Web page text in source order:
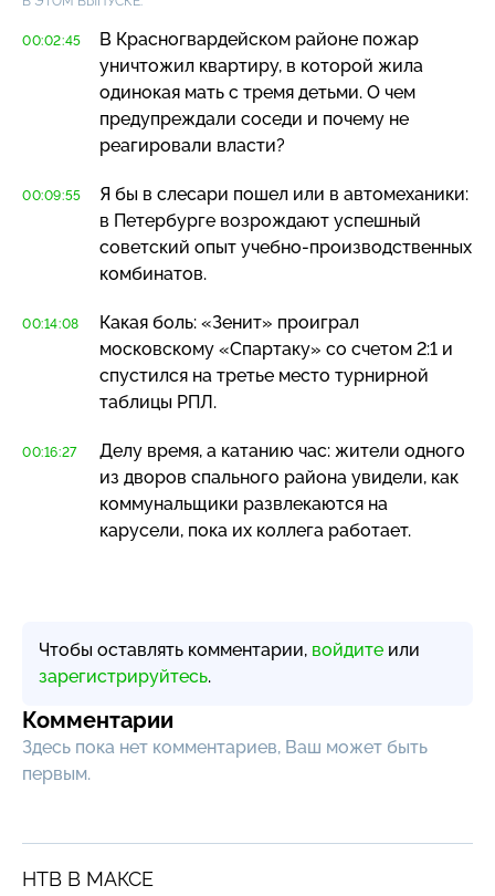
00:02:45
В Красногвардейском районе пожар
уничтожил квартиру, в которой жила
одинокая мать с тремя детьми. О чем
предупреждали соседи и почему не
реагировали власти?
00:09:55
Я бы в слесари пошел или в автомеханики:
в Петербурге возрождают успешный
советский опыт учебно-производственных
комбинатов.
00:14:08
Какая боль: «Зенит» проиграл
московскому «Спартаку» со счетом 2:1 и
спустился на третье место турнирной
таблицы РПЛ.
00:16:27
Делу время, а катанию час: жители одного
из дворов спального района увидели, как
коммунальщики развлекаются на
карусели, пока их коллега работает.
Чтобы оставлять комментарии, войдите или
зарегистрируйтесь.
Комментарии
Здесь пока нет комментариев, Ваш может быть
первым.
НТВ В МАКСЕ